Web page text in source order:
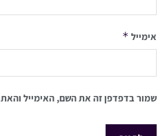
אימייל *
שמור בדפדפן זה את השם, האימייל